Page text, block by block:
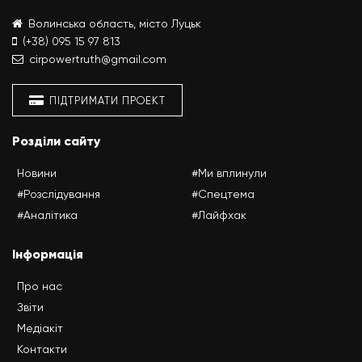
Волинська область, місто Луцьк
(+38) 095 15 97 813
cirpowertruth@gmail.com
ПІДТРИМАТИ ПРОЕКТ
Розділи сайту
Новини
#Розслідування
#Аналітика
#Ми вплинули
#Спецтема
#Лайфхак
Інформація
Про нас
Звіти
Медіакіт
Контакти